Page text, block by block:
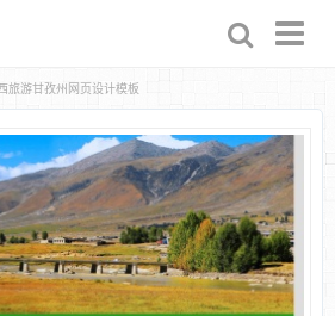
旅游甘孜州网页设计模板